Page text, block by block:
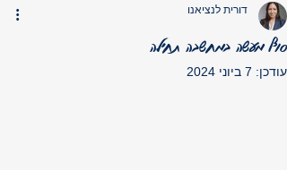
סוף מעשה במחשבה תחילה
דורית לנציאנו
עודכן: 7 ביוני 2024